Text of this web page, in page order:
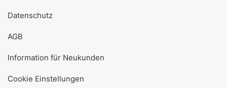
Datenschutz
AGB
Information für Neukunden
Cookie Einstellungen